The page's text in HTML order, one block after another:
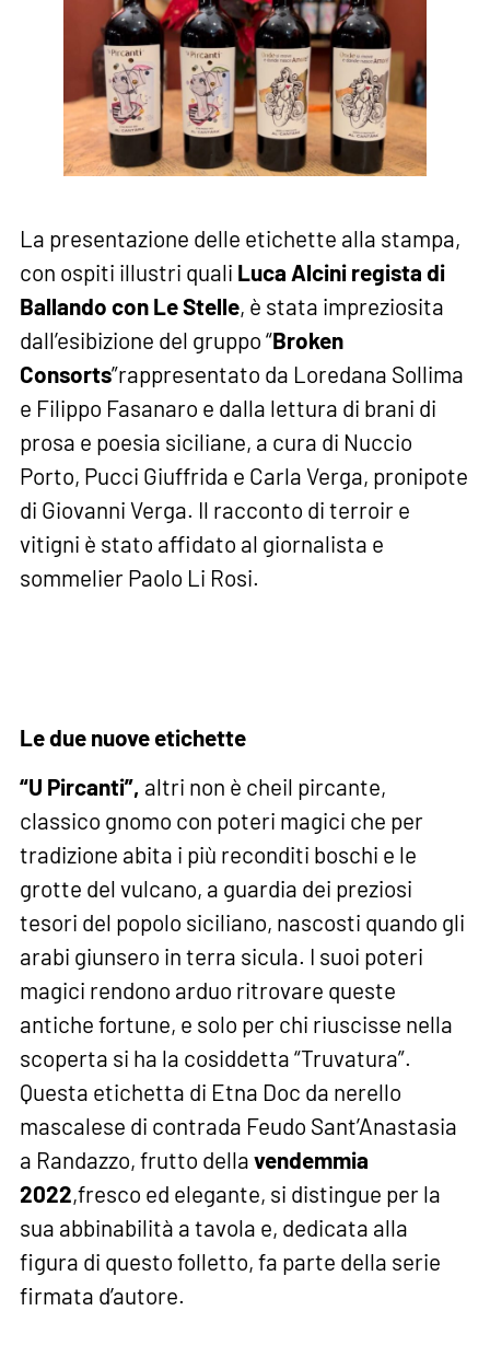
La presentazione delle etichette alla stampa,
con ospiti illustri quali Luca Alcini regista di
Ballando con Le Stelle, è stata impreziosita
dall’esibizione del gruppo “Broken
Consorts”rappresentato da Loredana Sollima
e Filippo Fasanaro e dalla lettura di brani di
prosa e poesia siciliane, a cura di Nuccio
Porto, Pucci Giuffrida e Carla Verga, pronipote
di Giovanni Verga. Il racconto di terroir e
vitigni è stato affidato al giornalista e
sommelier Paolo Li Rosi.
Le due nuove etichette
“U Pircanti”, altri non è cheil pircante,
classico gnomo con poteri magici che per
tradizione abita i più reconditi boschi e le
grotte del vulcano, a guardia dei preziosi
tesori del popolo siciliano, nascosti quando gli
arabi giunsero in terra sicula. I suoi poteri
magici rendono arduo ritrovare queste
antiche fortune, e solo per chi riuscisse nella
scoperta si ha la cosiddetta “Truvatura”.
Questa etichetta di Etna Doc da nerello
mascalese di contrada Feudo Sant’Anastasia
a Randazzo, frutto della vendemmia
2022,fresco ed elegante, si distingue per la
sua abbinabilità a tavola e, dedicata alla
figura di questo folletto, fa parte della serie
firmata d’autore.